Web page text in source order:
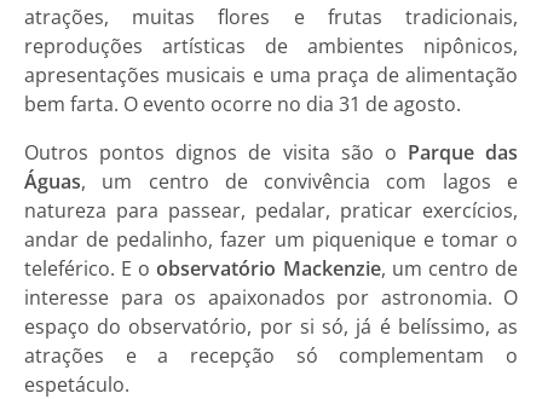
atrações, muitas flores e frutas tradicionais,
reproduções artísticas de ambientes nipônicos,
apresentações musicais e uma praça de alimentação
bem farta. O evento ocorre no dia 31 de agosto.
Outros pontos dignos de visita são o Parque das
Águas, um centro de convivência com lagos e
natureza para passear, pedalar, praticar exercícios,
andar de pedalinho, fazer um piquenique e tomar o
teleférico. E oobservatório Mackenzie, um centro de
interesse para os apaixonados por astronomia. O
espaço do observatório, por si só, já é belíssimo, as
atrações e a recepção só complementam o
espetáculo.